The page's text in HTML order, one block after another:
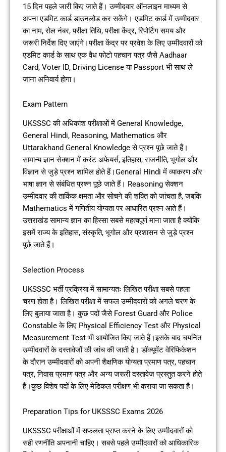
15 दिन पहले जारी किए जाते हैं। उम्मीदवार ऑनलाइन माध्यम से
अपना एडमिट कार्ड डाउनलोड कर सकेंगे। एडमिट कार्ड में उम्मीदवार
का नाम, रोल नंबर, परीक्षा तिथि, परीक्षा केंद्र, रिपोर्टिंग समय और
जरूरी निर्देश दिए जाएंगे।परीक्षा केंद्र पर प्रवेश के लिए उम्मीदवारों को
एडमिट कार्ड के साथ एक वैध फोटो पहचान पत्र जैसे Aadhaar
Card, Voter ID, Driving License या Passport भी साथ ले
जाना अनिवार्य होगा।
Exam Pattern
UKSSSC की अधिकांश परीक्षाओं में General Knowledge,
General Hindi, Reasoning, Mathematics और
Uttarakhand General Knowledge से प्रश्न पूछे जाते हैं।
सामान्य ज्ञान सेक्शन में करंट अफेयर्स, इतिहास, राजनीति, भूगोल और
विज्ञान से जुड़े प्रश्न शामिल होते हैं।General Hindi में व्याकरण और
भाषा ज्ञान से संबंधित प्रश्न पूछे जाते हैं। Reasoning सेक्शन
उम्मीदवार की तार्किक क्षमता और सोचने की शक्ति को जांचता है, जबकि
Mathematics में गणितीय योग्यता पर आधारित प्रश्न आते हैं।
उत्तराखंड सामान्य ज्ञान का हिस्सा सबसे महत्वपूर्ण माना जाता है क्योंकि
इसमें राज्य के इतिहास, संस्कृति, भूगोल और प्रशासन से जुड़े प्रश्न
पूछे जाते हैं।
Selection Process
UKSSSC भर्ती प्रक्रिया में सामान्यतः लिखित परीक्षा सबसे पहला
चरण होता है। लिखित परीक्षा में सफल उम्मीदवारों को अगले चरण के
लिए बुलाया जाता है। कुछ पदों जैसे Forest Guard और Police
Constable के लिए Physical Efficiency Test और Physical
Measurement Test भी आयोजित किए जाते हैं।इसके बाद चयनित
उम्मीदवारों के दस्तावेजों की जांच की जाती है। डॉक्यूमेंट वेरिफिकेशन
के दौरान उम्मीदवारों को अपनी शैक्षणिक योग्यता प्रमाण पत्र, पहचान
पत्र, निवास प्रमाण पत्र और अन्य जरूरी दस्तावेज प्रस्तुत करने होते
हैं।कुछ विशेष पदों के लिए मेडिकल परीक्षण भी कराया जा सकता है।
Preparation Tips for UKSSSC Exams 2026
UKSSSC परीक्षाओं में सफलता प्राप्त करने के लिए उम्मीदवारों को
सही रणनीति अपनानी चाहिए। सबसे पहले उम्मीदवारों को आधिकारिक